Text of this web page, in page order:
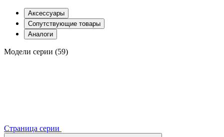
Аксессуары
Сопутствующие товары
Аналоги
Модели серии (59)
Страница серии